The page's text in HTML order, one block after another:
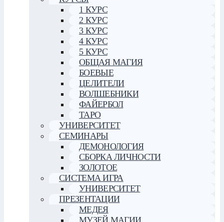
1 КУРС
2 КУРС
3 КУРС
4 КУРС
5 КУРС
ОБЩАЯ МАГИЯ
БОЕВЫЕ
ЦЕЛИТЕЛИ
ВОЛШЕБНИКИ
ФАЙЕРБОЛ
ТАРО
УНИВЕРСИТЕТ
СЕМИНАРЫ
ДЕМОНОЛОГИЯ
СБОРКА ЛИЧНОСТИ
ЗОЛОТОЕ
СИСТЕМА ИГРА
УНИВЕРСИТЕТ
ПРЕЗЕНТАЦИИ
МЕДЕЯ